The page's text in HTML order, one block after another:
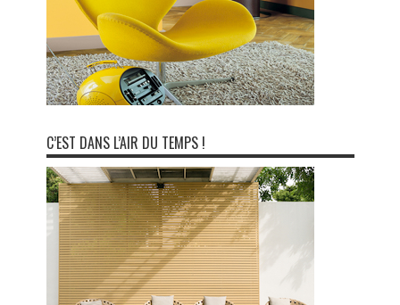
C’EST DANS L’AIR DU TEMPS !